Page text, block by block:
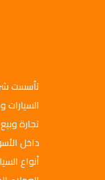
تجارة
داخل
أنواع